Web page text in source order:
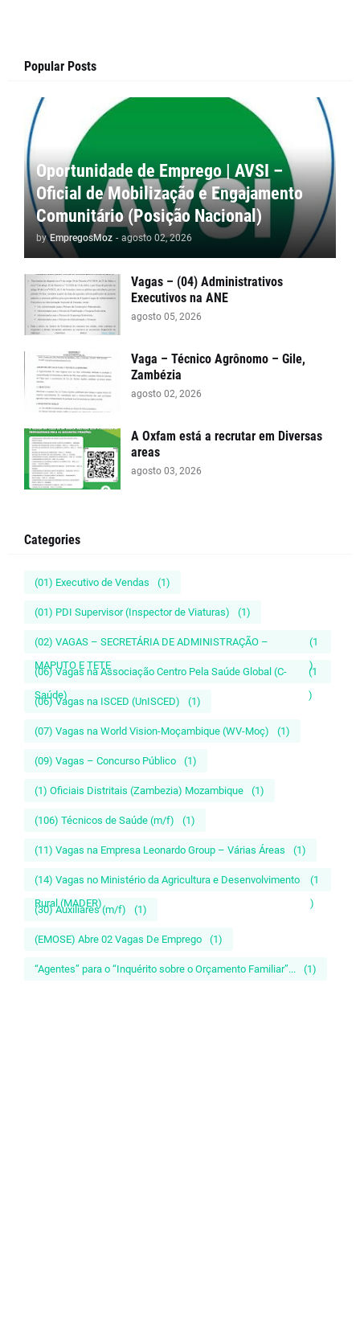
Popular Posts
Oportunidade de Emprego | AVSI –
Oficial de Mobilização e Engajamento
Comunitário (Posição Nacional)
by EmpregosMoz - agosto 02, 2026
Vagas – (04) Administrativos
Executivos na ANE
agosto 05, 2026
Vaga – Técnico Agrônomo – Gile,
Zambézia
agosto 02, 2026
A Oxfam está a recrutar em Diversas
areas
agosto 03, 2026
Categories
(01) Executivo de Vendas (1)
(01) PDI Supervisor (Inspector de Viaturas) (1)
(02) VAGAS – SECRETÁRIA DE ADMINISTRAÇÃO –
MAPUTO E TETE
(1
)
(06) Vagas na Associação Centro Pela Saúde Global (C-
Saúde)
(1
)
(06) Vagas na ISCED (UnISCED) (1)
(07) Vagas na World Vision-Moçambique (WV-Moç) (1)
(09) Vagas – Concurso Público (1)
(1) Oficiais Distritais (Zambezia) Mozambique (1)
(106) Técnicos de Saúde (m/f) (1)
(11) Vagas na Empresa Leonardo Group – Várias Áreas (1)
(14) Vagas no Ministério da Agricultura e Desenvolvimento
Rural (MADER)
(1
)
(30) Auxiliares (m/f) (1)
(EMOSE) Abre 02 Vagas De Emprego (1)
“Agentes” para o “Inquérito sobre o Orçamento Familiar”... (1)